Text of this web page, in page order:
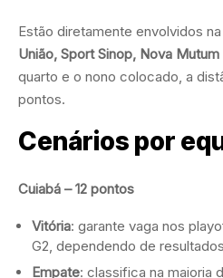
Estão diretamente envolvidos na
União, Sport Sinop, Nova
quarto e o nono colocado, a
pontos.
Cenários por
Cuiabá – 12 pontos
Vitória: garante vaga nos
G2, dependendo de
Empate: classifica na maioria